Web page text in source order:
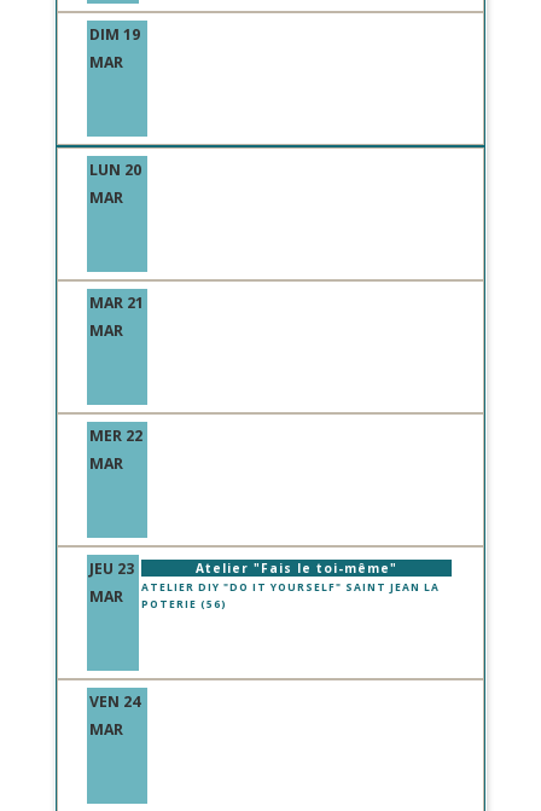
DIM 19
MAR
LUN 20
MAR
MAR 21
MAR
MER 22
MAR
JEU 23
MAR
Atelier "Fais le toi-même"
ATELIER DIY "DO IT YOURSELF" SAINT JEAN LA
POTERIE (56)
VEN 24
MAR